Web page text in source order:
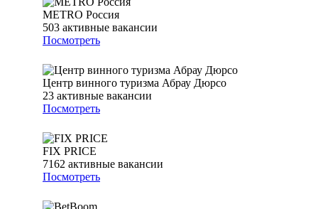
METRO Россия
503 активные вакансии
Посмотреть
Центр винного туризма Абрау Дюрсо
23 активные вакансии
Посмотреть
FIX PRICE
7162 активные вакансии
Посмотреть